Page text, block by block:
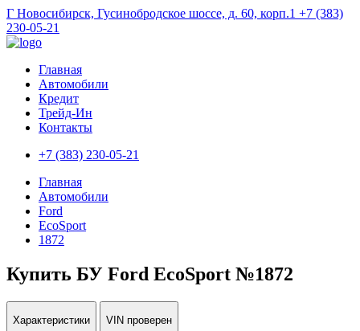
Г Новосибирск, Гусинобродское шоссе, д. 60, корп.1 +7 (383)
230-05-21
Главная
Автомобили
Кредит
Трейд-Ин
Контакты
+7 (383) 230-05-21
Главная
Автомобили
Ford
EcoSport
1872
Купить БУ Ford EcoSport №1872
Характеристики VIN проверен